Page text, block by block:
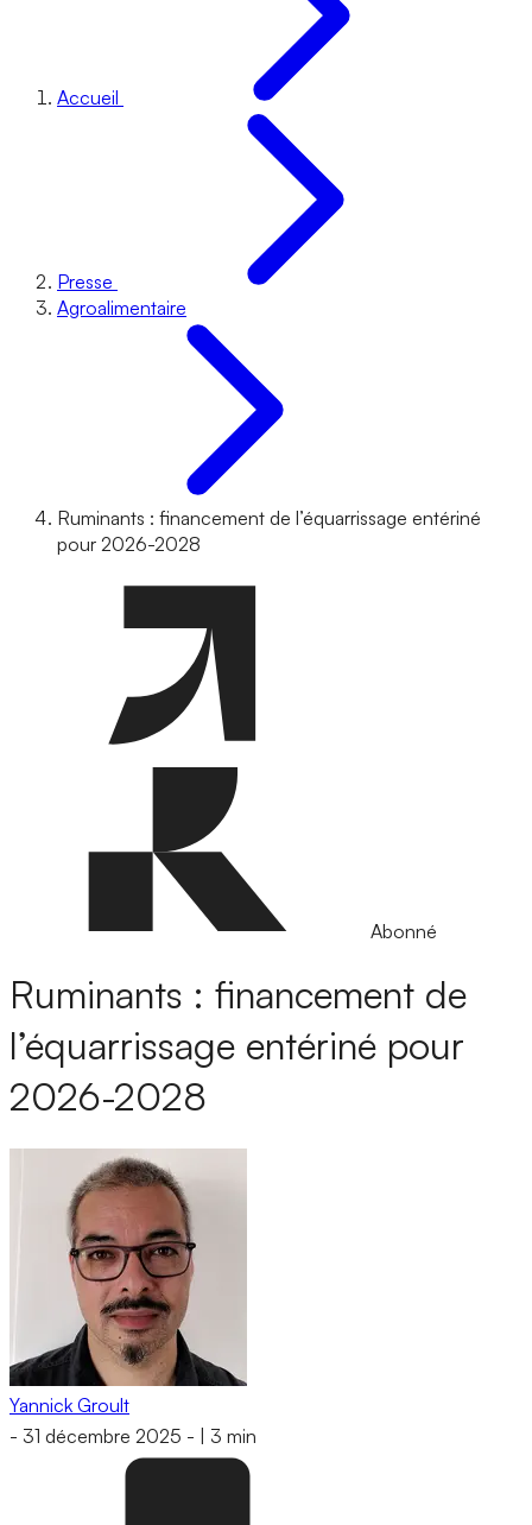
Accueil
Presse
Agroalimentaire
Ruminants : financement de l’équarrissage entériné
pour 2026-2028
Abonné
Ruminants : financement de
l’équarrissage entériné pour
2026-2028
Yannick Groult
- 31 décembre 2025 - 3 min